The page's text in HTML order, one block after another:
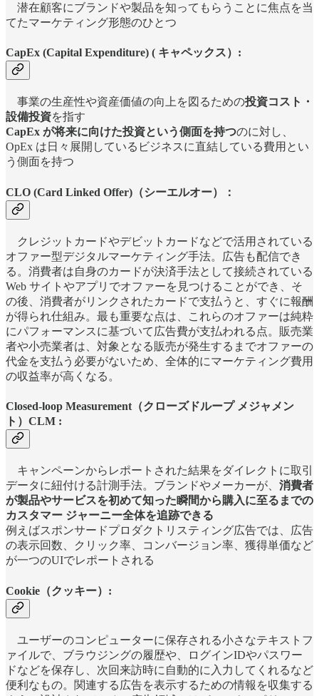
潜在顧客にブランドや製品を知ってもらうことに焦点を当
てたマーケティング形態のひとつ
CapEx (Capital Expenditure) ( キャペックス）:
事業の生産性や資産価値の向上を図るための投資コスト・
設備投資を指す
CapEx が将来に向けた投資という側面を持つのに対し、
OpEx は日々展開しているビジネスに直結している費用とい
う側面を持つ
CLO (Card Linked Offer)（シーエルオー）：
クレジットカードやデビットカードなどで活用されている
オファー型デジタルマーケティング手法。広告も配信でき
る。消費者は自身のカードが決済手法として接続されている
Web サイトやアプリでオファーを見つけることができ、そ
の後、消費者がリンクされたカードで支払うと、すぐに報酬
が得られ仕組み。最も重要な点は、これらのオファーは純粋
にパフォーマンスに基づいて広告費が支払われる点。販売業
者や小売業者は、対象となる販売が発生するまでオファーの
代金を支払う必要がないため、全体的にマーケティング費用
の収益率が高くなる。
Closed-loop Measurement（クローズドループ メジャメン
ト）CLM :
キャンペーンからレポートされた結果をダイレクトに取引
データに紐付ける計測手法。ブランドやメーカーが、 消費者
が製品やサービスを初めて知った瞬間から購入に至るまでの
カスタマー ジャーニー全体を追跡できる
例えばスポンサードプロダクトリスティング広告では、広告
の表示回数、クリック率、コンバージョン率、獲得単価など
が一つのUIでレポートされる
Cookie（クッキー）:
ユーザーのコンピューターに保存される小さなテキストフ
ァイルで、ブラウジングの履歴や、ログインIDやパスワー
ドなどを保存し、次回来訪時に自動的に入力してくれるなど
便利なもの。関連する広告を表示するための情報を収集する